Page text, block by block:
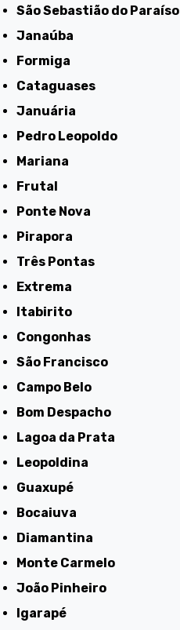
São Sebastião do Paraíso
Janaúba
Formiga
Cataguases
Januária
Pedro Leopoldo
Mariana
Frutal
Ponte Nova
Pirapora
Três Pontas
Extrema
Itabirito
Congonhas
São Francisco
Campo Belo
Bom Despacho
Lagoa da Prata
Leopoldina
Guaxupé
Bocaiuva
Diamantina
Monte Carmelo
João Pinheiro
Igarapé